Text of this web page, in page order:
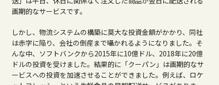
画期的なサービスです。
しかし、物流システムの構築に莫大な投資金額がかかり、同社
は赤字に陥り、会社の倒産まで囁かれるようになりました。そ
んな中、ソフトバンクから2015年に10億ドル、 2018年に20億
ドルの投資を受けました。結果的に「クーパン」は画期的なサ
ービスへの投資を加速させることができました。例えば、ロケ